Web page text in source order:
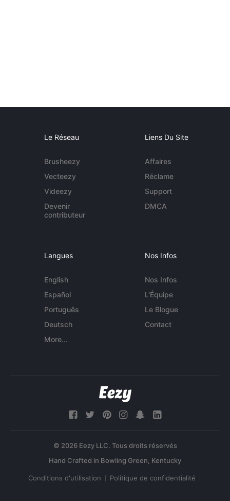
Le Réseau
Brusheezy
Vecteezy
Videezy
Devenir
contributeur
Liens Du Site
Affaires
Réclame
Support
DMCA
Langues
English
Español
Português
Deutsch
More...
Nos Infos
Nos Infos
L'Équipe
Le Blogue
Contact
© 2026 Eezy LLC. Tous droits réservés
Conditions d'utilisation Politique de confidentialité